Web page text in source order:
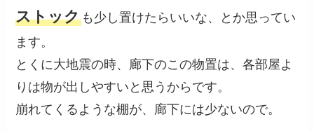
ストック も少し置けたらいいな、とか思ってい
ます。
とくに大地震の時、廊下のこの物置は、各部屋よ
りは物が出しやすいと思うからです。
崩れてくるような棚が、廊下には少ないので。